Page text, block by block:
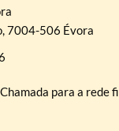
7004-506 Évora
para a rede